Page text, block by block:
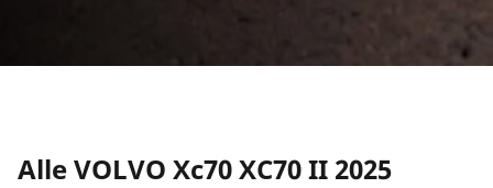
Alle VOLVO Xc70 XC70 II 2025